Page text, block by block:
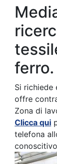
ferro.
Si richiede
offre
Zona di
Clicca qui
telefona
conoscitivo